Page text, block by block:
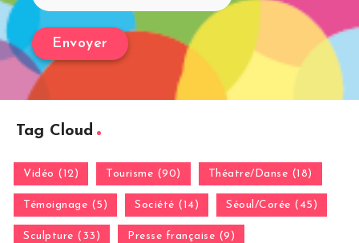
Tag Cloud
Vidéo (12) Tourisme (90) Théatre/Danse (18)
Témoignage (5) Société (14) Séoul/Corée (45)
Sculpture (33) Presse française (9)